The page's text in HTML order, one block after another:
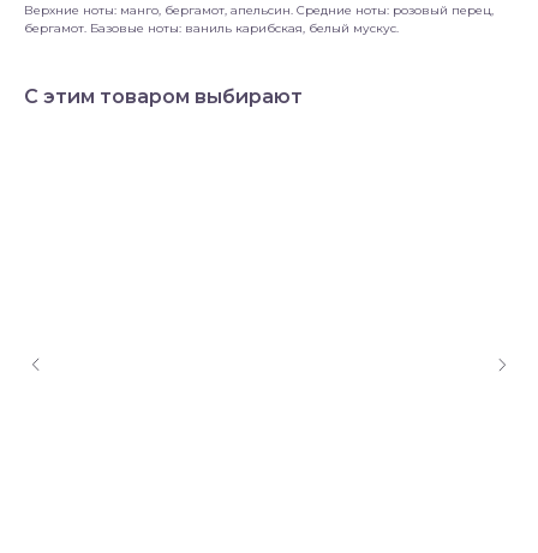
Верхние ноты: манго, бергамот, апельсин. Средние ноты: розовый перец,
бергамот. Базовые ноты: ваниль карибская, белый мускус.
С этим товаром выбирают